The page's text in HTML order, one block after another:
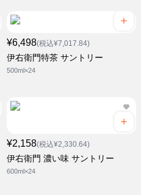
¥6,498(税込¥7,017.84)
伊右衛門特茶 サントリー
500ml×24
¥2,158(税込¥2,330.64)
伊右衛門 濃い味 サントリー
600ml×24